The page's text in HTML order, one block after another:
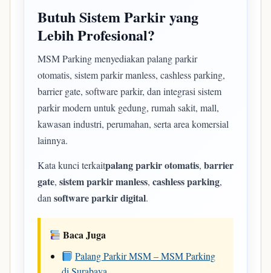
Butuh Sistem Parkir yang
Lebih Profesional?
MSM Parking menyediakan palang parkir
otomatis, sistem parkir manless, cashless parking,
barrier gate, software parkir, dan integrasi sistem
parkir modern untuk gedung, rumah sakit, mall,
kawasan industri, perumahan, serta area komersial
lainnya.
Kata kunci terkaitpalang parkir otomatis, barrier
gate, sistem parkir manless, cashless parking,
dansoftware parkir digital.
Baca Juga
Palang Parkir MSM – MSM Parking